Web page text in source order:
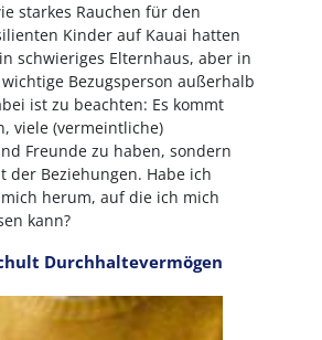
starkes Rauchen für den
Kinder auf Kauai hatten
schwieriges Elternhaus, aber in
Bezugsperson außerhalb
ist zu beachten: Es kommt
viele (vermeintliche)
Freunde zu haben, sondern
der Beziehungen. Habe ich
herum, auf die ich mich
kann?
Durchhaltevermögen